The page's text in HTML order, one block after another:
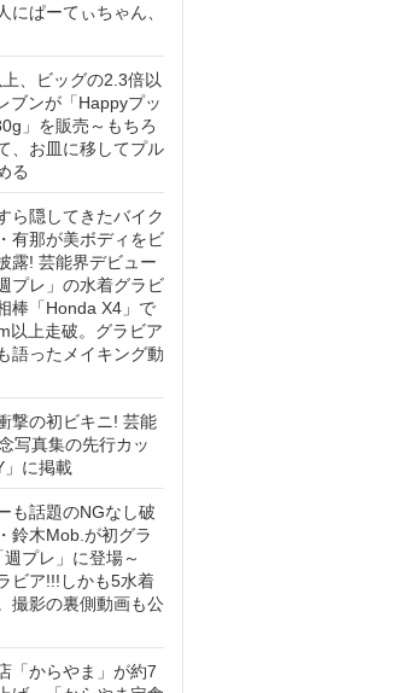
にぱーてぃちゃん、
、ビッグの2.3倍以
ブンが「Happyプッ
」を販売～もちろ
、お皿に移してプル
る
ら隠してきたバイク
有那が美ボディをビ
露! 芸能界デビュー
プレ」の水着グラビ
棒「Honda X4」で
以上走破。グラビア
語ったメイキング動
撃の初ビキニ! 芸能
写真集の先行カッ
」に掲載
も話題のNGなし破
鈴木Mob.が初グラ
プレ」に登場～
ビア!!!しかも5水着
撮影の裏側動画も公
「からやま」が約7